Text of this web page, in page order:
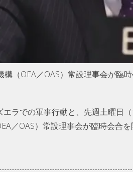
構（OEA／OAS）常設理事会が
ラでの軍事行動と、先週土曜日
／OAS）常設理事会が臨時会合を